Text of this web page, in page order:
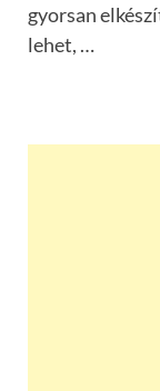
gyorsan
lehet, …